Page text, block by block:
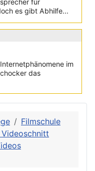
für
es gibt Abhilfe...
im
das
Filmschule
Videoschnitt